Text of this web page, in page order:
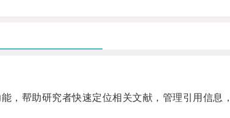
帮助研究者快速定位相关文献，管理引用信息